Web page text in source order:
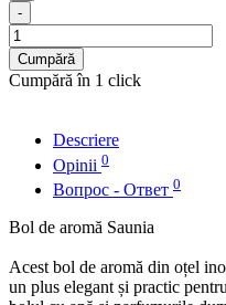
-
Cumpără
Cumpără în 1 click
Descriere
Opinii 0
Вопрос - Ответ 0
Bol de aromă Saunia
Acest bol de aromă din oțel
un plus elegant și practic